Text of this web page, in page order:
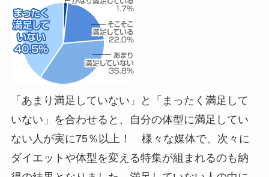
「あまり満足していない」と「まったく満足して
いない」を合わせると、自分の体型に満足してい
ない人が実に75％以上！ 様々な媒体で、次々に
ダイエットや体型を変える特集が組まれるのも納